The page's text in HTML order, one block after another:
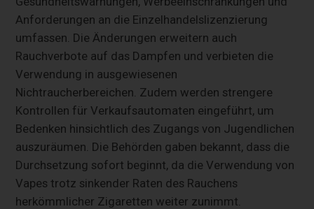
Anforderungen an die Einzelhandelslizenzierung
umfassen. Die Änderungen erweitern auch
Rauchverbote auf das Dampfen und verbieten die
Verwendung in ausgewiesenen
Nichtraucherbereichen. Zudem werden strengere
Kontrollen für Verkaufsautomaten eingeführt, um
Bedenken hinsichtlich des Zugangs von Jugendlichen
auszuräumen. Die Behörden gaben bekannt, dass die
Durchsetzung sofort beginnt, da die Verwendung von
Vapes trotz sinkender Raten des Rauchens
herkömmlicher Zigaretten weiter zunimmt.